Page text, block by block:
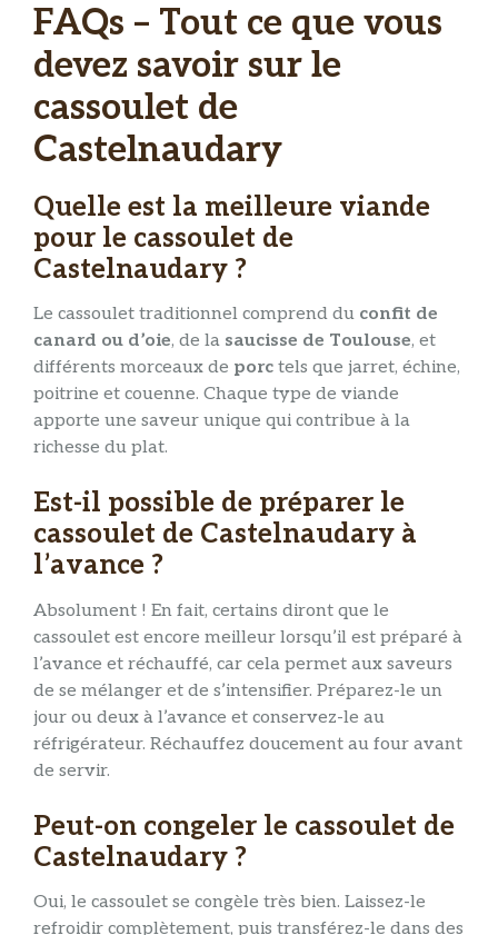
FAQs – Tout ce que vous
devez savoir sur le
cassoulet de
Castelnaudary
Quelle est la meilleure viande
pour le cassoulet de
Castelnaudary ?
Le cassoulet traditionnel comprend du confit de
canard ou d’oie, de la saucisse de Toulouse, et
différents morceaux de porc tels que jarret, échine,
poitrine et couenne. Chaque type de viande
apporte une saveur unique qui contribue à la
richesse du plat.
Est-il possible de préparer le
cassoulet de Castelnaudary à
l’avance ?
Absolument ! En fait, certains diront que le
cassoulet est encore meilleur lorsqu’il est préparé à
l’avance et réchauffé, car cela permet aux saveurs
de se mélanger et de s’intensifier. Préparez-le un
jour ou deux à l’avance et conservez-le au
réfrigérateur. Réchauffez doucement au four avant
de servir.
Peut-on congeler le cassoulet de
Castelnaudary ?
Oui, le cassoulet se congèle très bien. Laissez-le
refroidir complètement, puis transférez-le dans des